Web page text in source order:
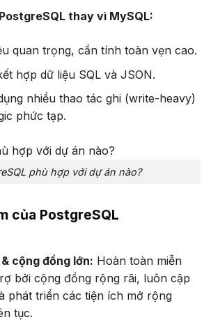
thay vì MySQL:
quan trọng, cần tính toàn vẹn cao.
hợp dữ liệu SQL và JSON.
nhiều thao tác ghi (write-heavy)
phức tạp.
phù hợp với dự án nào?
của PostgreSQL
cộng đồng lớn: Hoàn toàn miễn
bởi cộng đồng rộng rãi, luôn cập
phát triển các tiện ích mở rộng
tục.